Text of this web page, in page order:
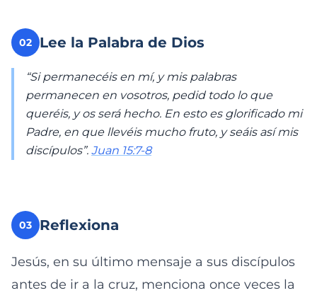
02 Lee la Palabra de Dios
“Si permanecéis en mí, y mis palabras
permanecen en vosotros, pedid todo lo que
queréis, y os será hecho. En esto es glorificado mi
Padre, en que llevéis mucho fruto, y seáis así mis
discípulos”. Juan 15:7-8
03 Reflexiona
Jesús, en su último mensaje a sus discípulos
antes de ir a la cruz, menciona once veces la